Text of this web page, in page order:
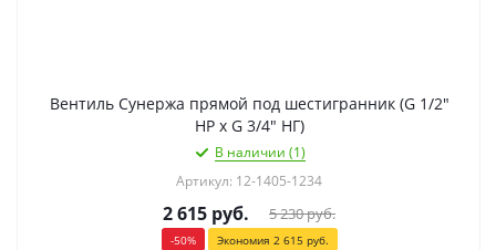
Вентиль Сунержа прямой под шестигранник (G 1/2"
НР х G 3/4" НГ)
В наличии (1)
Артикул: 12-1405-1234
2 615 руб. 5 230руб.
-50% Экономия 2 615 руб.